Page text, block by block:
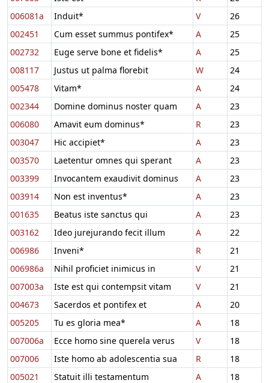
006081a
Induit* V
26
002451
Cum esset summus pontifex* A
25
002732
Euge serve bone et fidelis* A
25
008117
Justus ut palma florebit W
24
005478
Vitam* A
24
002344
Domine dominus noster quam A
23
006080
Amavit eum dominus* R
23
003047
Hic accipiet* A
23
003570
Laetentur omnes qui sperant A
23
003399
Invocantem exaudivit dominus A
23
003914
Non est inventus* A
23
001635
Beatus iste sanctus qui A
23
003162
Ideo jurejurando fecit illum A
22
006986
Inveni* R
21
006986a
Nihil proficiet inimicus in V
21
007003a
Iste est qui contempsit vitam V
21
004673
Sacerdos et pontifex et A
20
005205
Tu es gloria mea* A
18
007006a
Ecce homo sine querela verus V
18
007006
Iste homo ab adolescentia sua R
18
005021
Statuit illi testamentum A
18